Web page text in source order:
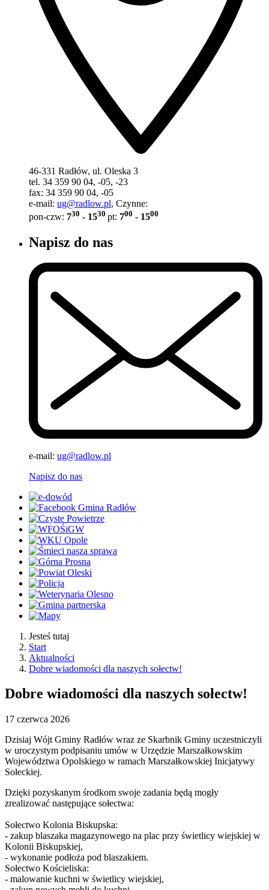
46-331 Radłów, ul. Oleska 3
tel. 34 359 90 04, -05, -23
fax: 34 359 90 04, -05
e-mail: ug@radlow.pl, Czynne:
pon-czw: 730 - 1530 pt: 700 - 1500
Napisz do nas
e-mail: ug@radlow.pl
Napisz do nas
Jesteś tutaj
Start
Aktualności
Dobre wiadomości dla naszych sołectw!
Dobre wiadomości dla naszych sołectw!
17 czerwca 2026
Dzisiaj Wójt Gminy Radłów wraz ze Skarbnik Gminy uczestniczyli
w uroczystym podpisaniu umów w Urzędzie Marszałkowskim
Województwa Opolskiego w ramach Marszałkowskiej Inicjatywy
Sołeckiej.
Dzięki pozyskanym środkom swoje zadania będą mogły
zrealizować następujące sołectwa:
Sołectwo Kolonia Biskupska:
- zakup blaszaka magazynowego na plac przy świetlicy wiejskiej w
Kolonii Biskupskiej,
- wykonanie podłoża pod blaszakiem.
Sołectwo Kościeliska:
- malowanie kuchni w świetlicy wiejskiej,